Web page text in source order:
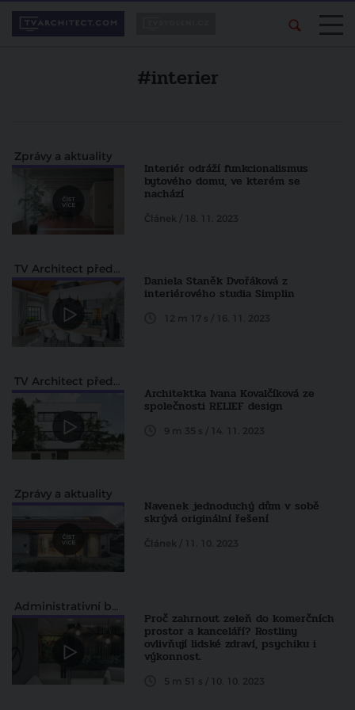
#interier
Zprávy a aktuality
Interiér odráží funkcionalismus
bytového domu, ve kterém se
nachází
Článek / 18. 11. 2023
TV Architect představuje
Daniela Staněk Dvořáková z
interiérového studia Simplin
12 m 17 s / 16. 11. 2023
TV Architect představuje
Architektka Ivana Kovalčíková ze
společnosti RELIEF design
9 m 35 s / 14. 11. 2023
Zprávy a aktuality
Navenek jednoduchý dům v sobě
skrývá originální řešení
Článek / 11. 10. 2023
Administrativní budovy
Proč zahrnout zeleň do komerčních
prostor a kanceláří? Rostliny
ovlivňují lidské zdraví, psychiku i
výkonnost.
5 m 51 s / 10. 10. 2023